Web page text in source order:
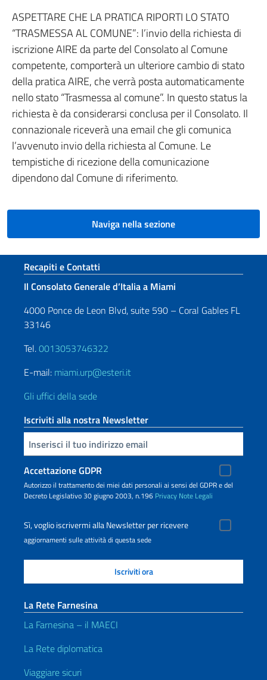
ASPETTARE CHE LA PRATICA RIPORTI LO STATO
“TRASMESSA AL COMUNE”: l’invio della richiesta di
iscrizione AIRE da parte del Consolato al Comune
competente, comporterà un ulteriore cambio di stato
della pratica AIRE, che verrà posta automaticamente
nello stato “Trasmessa al comune”. In questo status la
richiesta è da considerarsi conclusa per il Consolato. Il
connazionale riceverà una email che gli comunica
l’avvenuto invio della richiesta al Comune. Le
tempistiche di ricezione della comunicazione
dipendono dal Comune di riferimento.
Naviga nella sezione
Sezione footer
Recapiti e Contatti
Il Consolato Generale d’Italia a Miami
4000 Ponce de Leon Blvd, suite 590 – Coral Gables FL
33146
Tel.0013053746322
E-mail: miami.urp@esteri.it
Gli uffici della sede
Iscriviti alla nostra Newsletter
Inserisci la tua email
Accettazione GDPR
Autorizzo il trattamento dei miei dati personali ai sensi del GDPR e del
Decreto Legislativo 30 giugno 2003, n.196 Privacy Note Legali
Sì, voglio iscrivermi alla Newsletter per ricevere
aggiornamenti sulle attività di questa sede
La Rete Farnesina
La Farnesina – il MAECI
La Rete diplomatica
Viaggiare sicuri